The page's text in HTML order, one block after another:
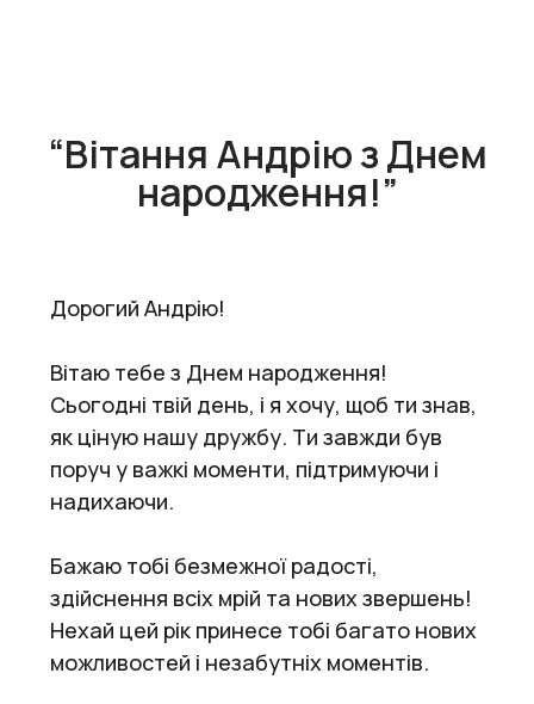
“Вітання Андрію з Днем
народження!”
Дорогий Андрію!
Вітаю тебе з Днем народження!
Сьогодні твій день, і я хочу, щоб ти знав,
як ціную нашу дружбу. Ти завжди був
поруч у важкі моменти, підтримуючи і
надихаючи.
Бажаю тобі безмежної радості,
здійснення всіх мрій та нових звершень!
Нехай цей рік принесе тобі багато нових
можливостей і незабутніх моментів.